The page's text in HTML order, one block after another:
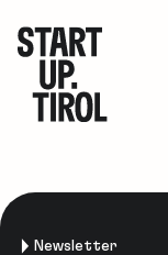
Newsletter